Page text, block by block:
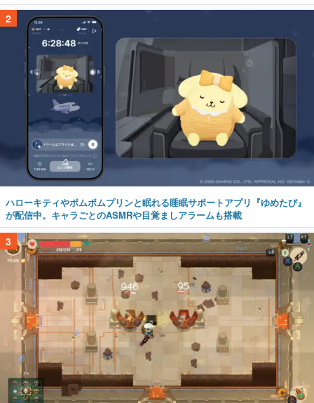
2
ハローキティやポムポムプリンと眠れる睡眠サポートアプリ『ゆめたび』
が配信中。キャラごとのASMRや目覚ましアラームも搭載
3